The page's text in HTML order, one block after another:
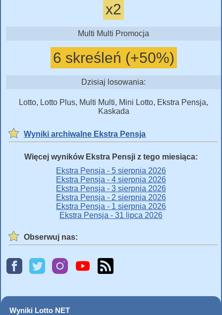
x2
Multi Multi Promocja
6 skreśleń (+50%)
Dzisiaj losowania:
Lotto, Lotto Plus, Multi Multi, Mini Lotto, Ekstra Pensja,
Kaskada
Wyniki archiwalne Ekstra Pensja
Więcej wyników Ekstra Pensji z tego miesiąca:
Ekstra Pensja - 5 sierpnia 2026
Ekstra Pensja - 4 sierpnia 2026
Ekstra Pensja - 3 sierpnia 2026
Ekstra Pensja - 2 sierpnia 2026
Ekstra Pensja - 1 sierpnia 2026
Ekstra Pensja - 31 lipca 2026
Obserwuj nas:
Wyniki Lotto NET